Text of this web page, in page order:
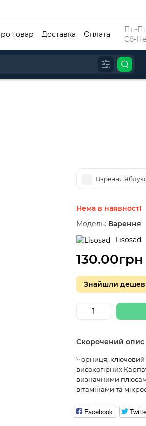
Пн-Пт
Сб-
товар Доставка Оплата
Варення
Нема в наявностІ
Модель: Варення
Lisosad
130.00грн
Знайшли
Скорочений опис
Чорниця, ключовий
високогірних
визначними
вітамінами та
Facebook